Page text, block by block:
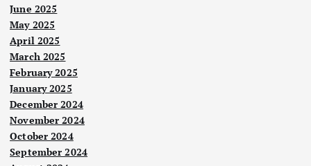
June 2025
May 2025
April 2025
March 2025
February 2025
January 2025
December 2024
November 2024
October 2024
September 2024
Berit
a
Utam
Neg
ara
Ara
b
ban